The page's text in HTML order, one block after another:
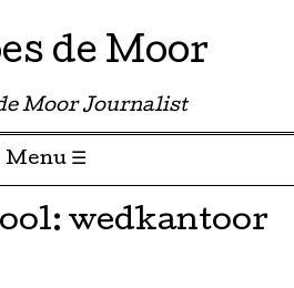
de Moor
Moor Journalist
Menu ☰
wedkantoor